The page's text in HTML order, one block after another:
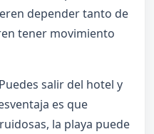
depender tanto de
tener movimiento
salir del hotel y
es que
la playa puede